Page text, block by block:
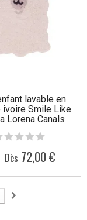
lavable en
ivoire Smile Like
Lorena Canals
Dès 72,00 €